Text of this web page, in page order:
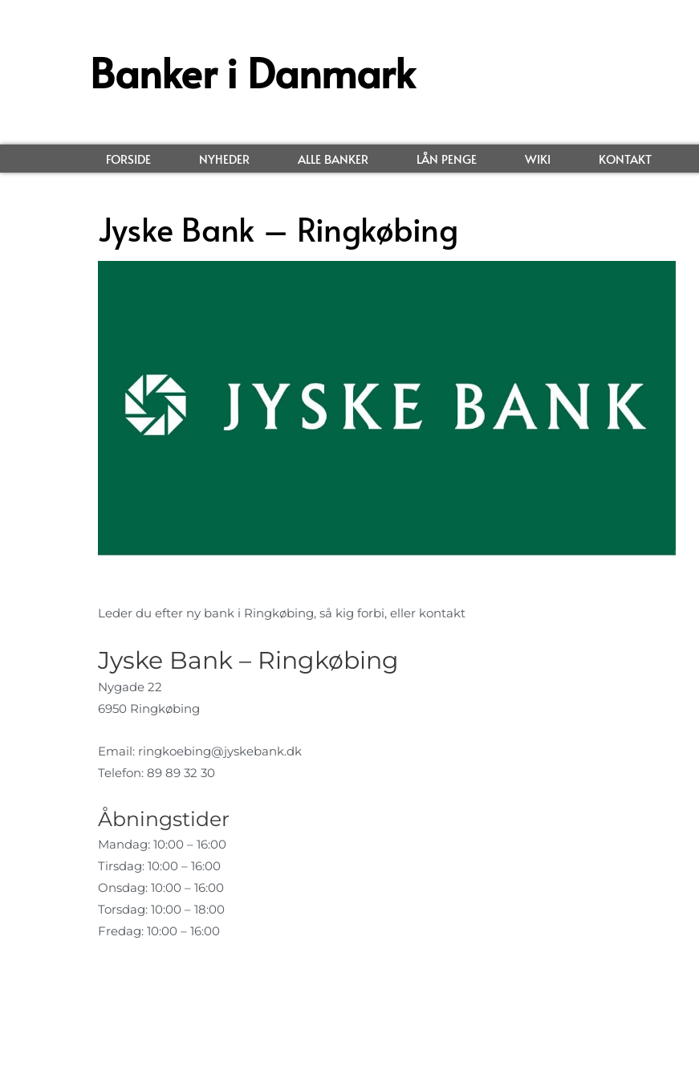
Banker i Danmark
FORSIDE NYHEDER ALLE BANKER LÅN PENGE WIKI KONTAKT
Jyske Bank – Ringkøbing
Leder du efter ny bank i Ringkøbing, så kig forbi, eller kontakt
Jyske Bank – Ringkøbing
Nygade 22
6950 Ringkøbing
Email: ringkoebing@jyskebank.dk
Telefon: 89 89 32 30
Åbningstider
Mandag: 10:00 – 16:00
Tirsdag: 10:00 – 16:00
Onsdag: 10:00 – 16:00
Torsdag: 10:00 – 18:00
Fredag: 10:00 – 16:00